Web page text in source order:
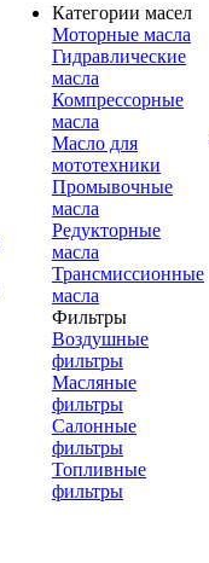
Категории масел
Моторные масла
Гидравлические
масла
Компрессорные
масла
Масло для
мототехники
Промывочные
масла
Редукторные
масла
Трансмиссионные
масла
Фильтры
Воздушные
фильтры
Масляные
фильтры
Салонные
фильтры
Топливные
фильтры